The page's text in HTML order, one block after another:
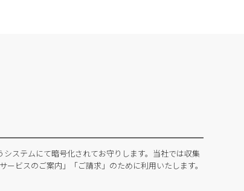
ステムにて暗号化されてお守りします。当社では収集
ービスのご案内」「ご請求」のために利用いたします。